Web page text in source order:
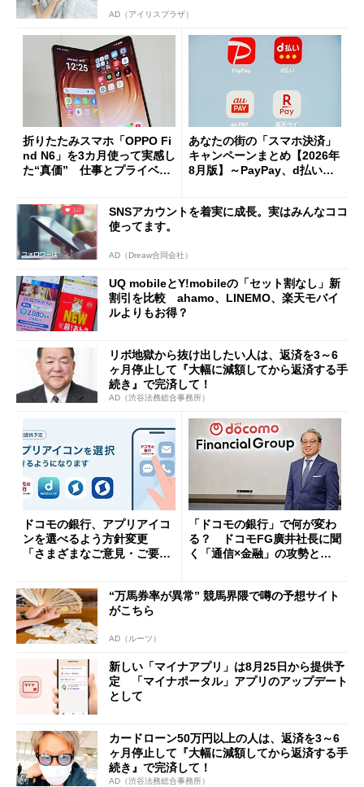
AD（アイリスプラザ）
折りたたみスマホ「OPPO Fi
nd N6」を3カ月使って実感し
た“真価” 仕事とプライベー
あなたの街の「スマホ決済」
キャンペーンまとめ【2026年
8月版】～PayPay、d払い、a
SNSアカウントを着実に成長。実はみんなココ
使ってます。
AD（Dreaw合同会社）
UQ mobileとY!mobileの「セット割なし」新
割引を比較 ahamo、LINEMO、楽天モバイ
ルよりもお得？
リボ地獄から抜け出したい人は、返済を3～6
ヶ月停止して『大幅に減額してから返済する手
続き』で完済して！
AD（渋谷法務総合事務所）
ドコモの銀行、アプリアイコ
ンを選べるよう方針変更
「さまざまなご意見・ご要望
「ドコモの銀行」で何が変わ
る？ ドコモFG廣井社長に聞
く「通信×金融」の攻勢とグ
“万馬券率が異常” 競馬界隈で噂の予想サイト
がこちら
AD（ルーツ）
新しい「マイナアプリ」は8月25日から提供予
定 「マイナポータル」アプリのアップデート
として
カードローン50万円以上の人は、返済を3～6
ヶ月停止して『大幅に減額してから返済する手
続き』で完済して！
AD（渋谷法務総合事務所）